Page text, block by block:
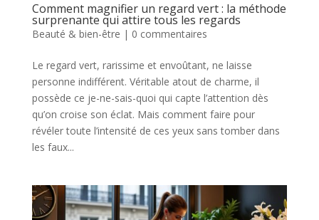
Comment magnifier un regard vert : la méthode
surprenante qui attire tous les regards
Beauté & bien-être | 0 commentaires
Le regard vert, rarissime et envoûtant, ne laisse
personne indifférent. Véritable atout de charme, il
possède ce je-ne-sais-quoi qui capte l’attention dès
qu’on croise son éclat. Mais comment faire pour
révéler toute l’intensité de ces yeux sans tomber dans
les faux...